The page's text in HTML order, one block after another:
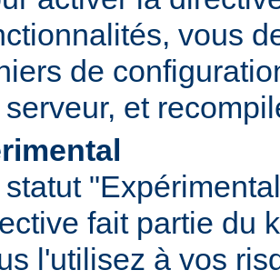
vous
de
et
statut
fait partie du
l'utilisez à vos